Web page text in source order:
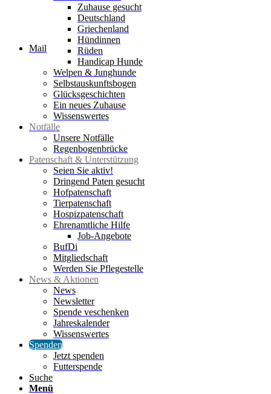
Mail
Zuhause gesucht
Deutschland
Griechenland
Hündinnen
Rüden
Handicap Hunde
Welpen & Junghunde
Selbstauskunftsbogen
Glücksgeschichten
Ein neues Zuhause
Wissenswertes
Notfälle
Unsere Notfälle
Regenbogenbrücke
Patenschaft & Unterstützung
Seien Sie aktiv!
Dringend Paten gesucht
Hofpatenschaft
Tierpatenschaft
Hospizpatenschaft
Ehrenamtliche Hilfe
Job-Angebote
BufDi
Mitgliedschaft
Werden Sie Pflegestelle
News & Aktionen
News
Newsletter
Spende veschenken
Jahreskalender
Wissenswertes
Spenden
Jetzt spenden
Futterspende
Suche
Menü